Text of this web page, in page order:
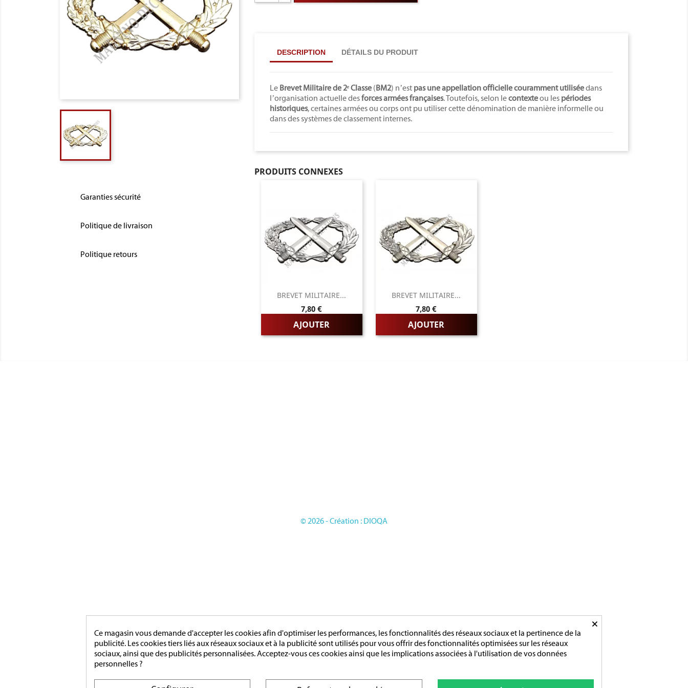
Garanties sécurité
Politique de livraison
Politique retours
DESCRIPTION DÉTAILS DU PRODUIT
Le Brevet Militaire de 2ᵉ Classe(BM2) n’est pas une appellation officielle couramment utiliséedans
l’organisation actuelle desforces armées françaises. Toutefois, selon lecontexteou les périodes
historiques, certaines armées ou corps ont pu utiliser cette dénomination de manière informelle ou
dans des systèmes de classement internes.
PRODUITS CONNEXES
BREVET MILITAIRE...
Prix
7,80 €
AJOUTER
BREVET MILITAIRE...
Prix
7,80 €
AJOUTER
© 2026 - Création : DIOQA
×
Ce magasin vous demande d'accepter les cookies afin d'optimiser les performances, les fonctionnalités des réseaux sociaux et la pertinence de la
publicité. Les cookies tiers liés aux réseaux sociaux et à la publicité sont utilisés pour vous offrir des fonctionnalités optimisées sur les réseaux
sociaux, ainsi que des publicités personnalisées. Acceptez-vous ces cookies ainsi que les implications associées à l'utilisation de vos données
personnelles ?